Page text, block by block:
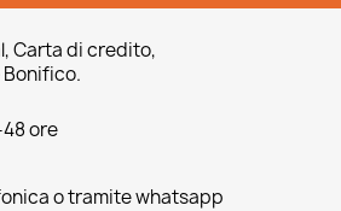
Carta di credito,
ore
o tramite whatsapp